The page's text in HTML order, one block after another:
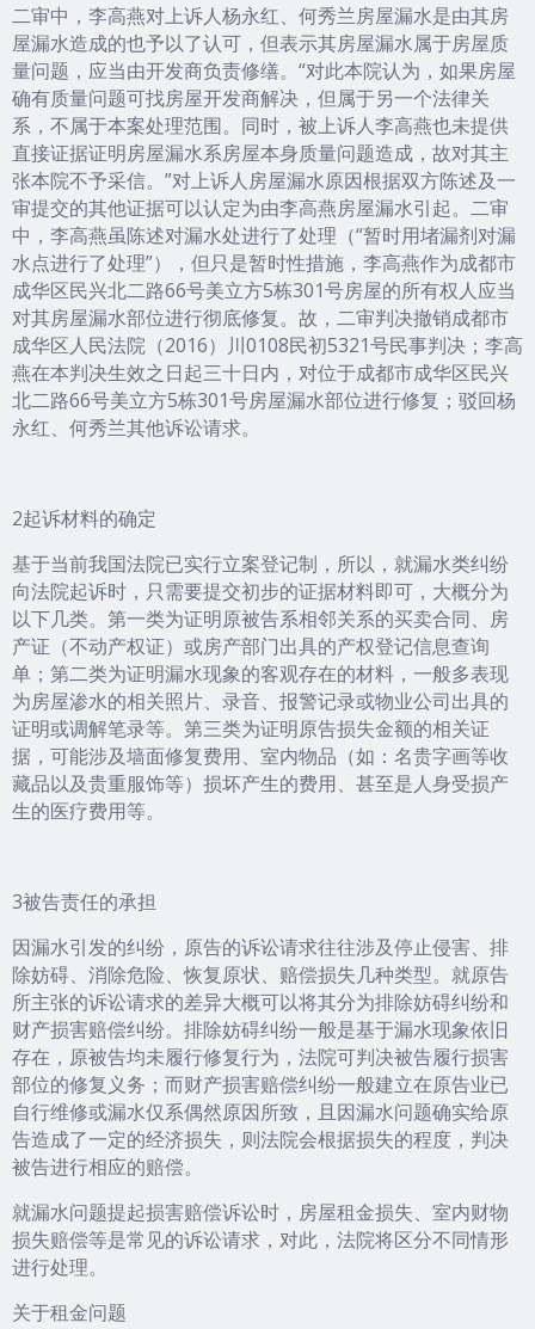
二审中，李高燕对上诉人杨永红、何秀兰房屋漏水是由其房
屋漏水造成的也予以了认可，但表示其房屋漏水属于房屋质
量问题，应当由开发商负责修缮。“对此本院认为，如果房屋
确有质量问题可找房屋开发商解决，但属于另一个法律关
系，不属于本案处理范围。同时，被上诉人李高燕也未提供
直接证据证明房屋漏水系房屋本身质量问题造成，故对其主
张本院不予采信。”对上诉人房屋漏水原因根据双方陈述及一
审提交的其他证据可以认定为由李高燕房屋漏水引起。二审
中，李高燕虽陈述对漏水处进行了处理（“暂时用堵漏剂对漏
水点进行了处理”），但只是暂时性措施，李高燕作为成都市
成华区民兴北二路66号美立方5栋301号房屋的所有权人应当
对其房屋漏水部位进行彻底修复。故，二审判决撤销成都市
成华区人民法院（2016）川0108民初5321号民事判决；李高
燕在本判决生效之日起三十日内，对位于成都市成华区民兴
北二路66号美立方5栋301号房屋漏水部位进行修复；驳回杨
永红、何秀兰其他诉讼请求。
2起诉材料的确定
基于当前我国法院已实行立案登记制，所以，就漏水类纠纷
向法院起诉时，只需要提交初步的证据材料即可，大概分为
以下几类。第一类为证明原被告系相邻关系的买卖合同、房
产证（不动产权证）或房产部门出具的产权登记信息查询
单；第二类为证明漏水现象的客观存在的材料，一般多表现
为房屋渗水的相关照片、录音、报警记录或物业公司出具的
证明或调解笔录等。第三类为证明原告损失金额的相关证
据，可能涉及墙面修复费用、室内物品（如：名贵字画等收
藏品以及贵重服饰等）损坏产生的费用、甚至是人身受损产
生的医疗费用等。
3被告责任的承担
因漏水引发的纠纷，原告的诉讼请求往往涉及停止侵害、排
除妨碍、消除危险、恢复原状、赔偿损失几种类型。就原告
所主张的诉讼请求的差异大概可以将其分为排除妨碍纠纷和
财产损害赔偿纠纷。排除妨碍纠纷一般是基于漏水现象依旧
存在，原被告均未履行修复行为，法院可判决被告履行损害
部位的修复义务；而财产损害赔偿纠纷一般建立在原告业已
自行维修或漏水仅系偶然原因所致，且因漏水问题确实给原
告造成了一定的经济损失，则法院会根据损失的程度，判决
被告进行相应的赔偿。
就漏水问题提起损害赔偿诉讼时，房屋租金损失、室内财物
损失赔偿等是常见的诉讼请求，对此，法院将区分不同情形
进行处理。
关于租金问题